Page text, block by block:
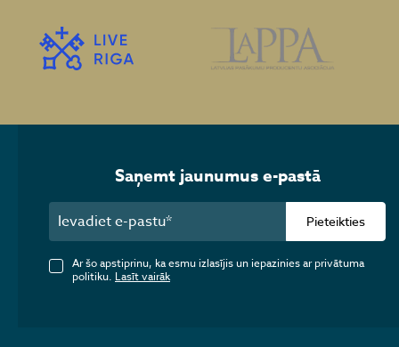
Saņemt jaunumus e-pastā
Pieteikties
Ar šo apstiprinu, ka esmu izlasījis un iepazinies ar privātuma
politiku. Lasīt vairāk